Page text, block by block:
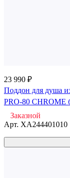
23 990 ₽
Поддон для душа
PRO-80 CHROME
Заказной
Арт. XA244401010